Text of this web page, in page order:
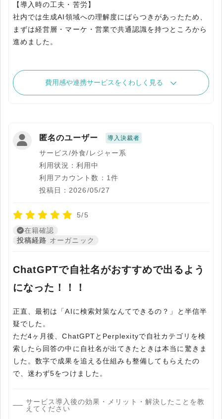
【導入時の工夫・苦労】
社内では生成AI領域への理解度にばらつきがあったため、
まずは経営層・マーケ・営業で共通認識を持つところから
進めました。
費用感や連携サービスをくわしく見る
匿名のユーザー 導入決裁者
サービス/外食/レジャー系
利用状況：利用中
利用アカウント数：1件
投稿日：2026/05/27
5/5
在籍確認
投稿経路 オーガニック
ChatGPTで自社名がおすすめで出るよう
になった！！！
正直、最初は「AIに検索対策なんてできるの？」と半信半
疑でした。
ただ4ヶ月後、ChatGPTとPerplexityで自社カテゴリを検
索したら回答の中に自社名が出てきたときは本当に驚きま
した。数字で成果を追える仕組みも整備してもらえたの
で、迷わず5をつけました。
サービス導入後の効果・メリット・解決したことを教
えてください